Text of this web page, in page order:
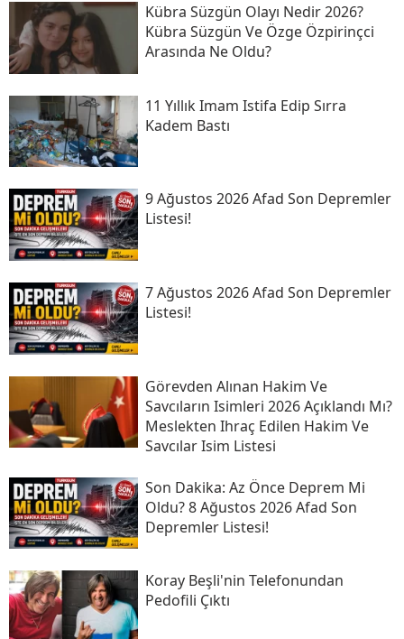
Kübra Süzgün Olayı Nedir 2026?
Kübra Süzgün Ve Özge Özpirinçci
Arasında Ne Oldu?
11 Yıllık Imam Istifa Edip Sırra
Kadem Bastı
9 Ağustos 2026 Afad Son Depremler
Listesi!
7 Ağustos 2026 Afad Son Depremler
Listesi!
Görevden Alınan Hakim Ve
Savcıların Isimleri 2026 Açıklandı Mı?
Meslekten Ihraç Edilen Hakim Ve
Savcılar Isim Listesi
Son Daki̇ka: Az Önce Deprem Mi
Oldu? 8 Ağustos 2026 Afad Son
Depremler Listesi!
Koray Beşli'nin Telefonundan
Pedofili Çıktı